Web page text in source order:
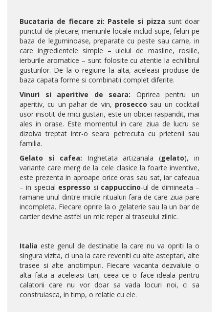
Bucataria de fiecare zi: Pastele si pizza sunt doar
punctul de plecare; meniurile locale includ supe, feluri pe
baza de leguminoase, preparate cu peste sau carne, in
care ingredientele simple – uleiul de masline, rosiile,
ierburile aromatice – sunt folosite cu atentie la echilibrul
gusturilor. De la o regiune la alta, aceleasi produse de
baza capata forme si combinatii complet diferite.
Vinuri si aperitive de seara: Oprirea pentru un
aperitiv, cu un pahar de vin, prosecco sau un cocktail
usor insotit de mici gustari, este un obicei raspandit, mai
ales in orase. Este momentul in care ziua de lucru se
dizolva treptat intr-o seara petrecuta cu prietenii sau
familia.
Gelato si cafea: Inghetata artizanala (gelato), in
variante care merg de la cele clasice la foarte inventive,
este prezenta in aproape orice oras sau sat, iar cafeaua
– in special espresso si cappuccino-ul de dimineata –
ramane unul dintre micile ritualuri fara de care ziua pare
incompleta. Fiecare oprire la o gelaterie sau la un bar de
cartier devine astfel un mic reper al traseului zilnic.
Italia este genul de destinatie la care nu va opriti la o
singura vizita, ci una la care reveniti cu alte asteptari, alte
trasee si alte anotimpuri. Fiecare vacanta dezvaluie o
alta fata a aceleiasi tari, ceea ce o face ideala pentru
calatorii care nu vor doar sa vada locuri noi, ci sa
construiasca, in timp, o relatie cu ele.